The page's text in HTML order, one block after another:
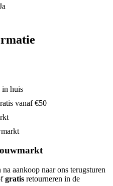
in huis
vanaf €50
aankoop naar ons terugsturen
gratis retourneren in de